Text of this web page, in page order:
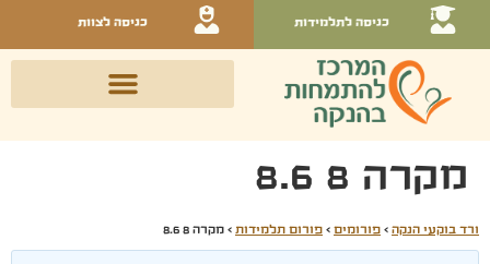
כניסה לתלמידות כניסה לצוות
מקרה 8 8.6
ורד בוקעי הנקה › פורומים › פורום תלמידות › מקרה 8 8.6